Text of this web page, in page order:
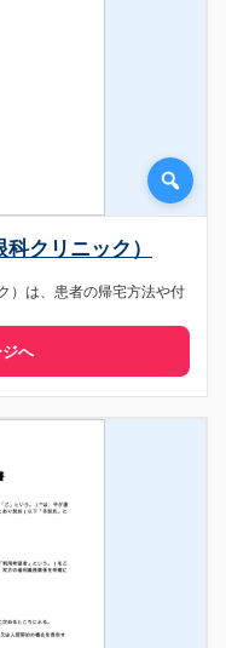
クリニック）
）は、患者の帰宅方法や付
へ